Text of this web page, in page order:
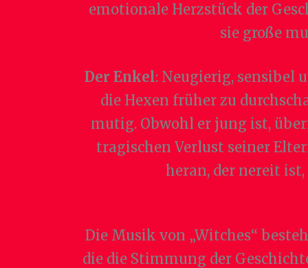
emotionale Herzstück der
sie große
Der Enkel: Neugierig, sensibel
die Hexen früher zu
mutig. Obwohl er jung ist,
tragischen Verlust seiner
heran, der nereit
Die Musik von „Witches“
die die Stimmung der